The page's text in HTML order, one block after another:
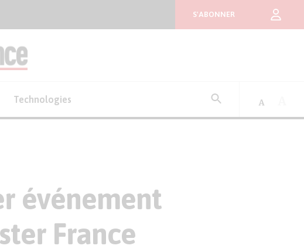
S'ABONNER
Technologies
événement
France